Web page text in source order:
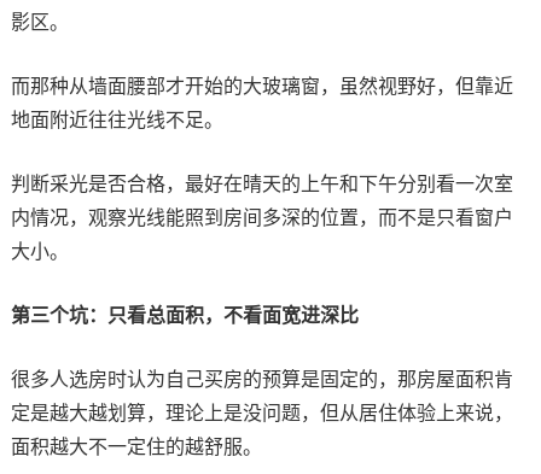
影区。
而那种从墙面腰部才开始的大玻璃窗，虽然视野好，但靠近
地面附近往往光线不足。
判断采光是否合格，最好在晴天的上午和下午分别看一次室
内情况，观察光线能照到房间多深的位置，而不是只看窗户
大小。
第三个坑：只看总面积，不看面宽进深比
很多人选房时认为自己买房的预算是固定的，那房屋面积肯
定是越大越划算，理论上是没问题，但从居住体验上来说，
面积越大不一定住的越舒服。